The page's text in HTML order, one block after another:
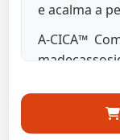
e acalma a
A-CICA™
Ácido
complexo